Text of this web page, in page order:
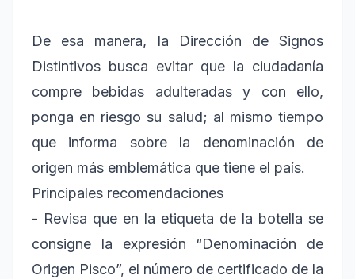
De esa manera, la Dirección de Signos
Distintivos busca evitar que la ciudadanía
compre bebidas adulteradas y con ello,
ponga en riesgo su salud; al mismo tiempo
que informa sobre la denominación de
origen más emblemática que tiene el país.
Principales recomendaciones
- Revisa que en la etiqueta de la botella se
consigne la expresión “Denominación de
Origen Pisco”, el número de certificado de la